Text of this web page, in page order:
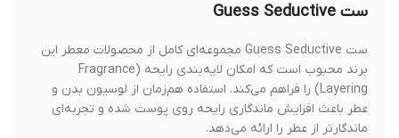
ست Guess Seductive
ست Guess Seductive مجموعه‌ای کامل از محصولات معطر این
برند محبوب است که امکان لایه‌بندی رایحه (Fragrance
Layering) را فراهم می‌کند. استفاده هم‌زمان از لوسیون بدن و
عطر باعث افزایش ماندگاری رایحه روی پوست شده و تجربه‌ای
ماندگارتر از عطر را ارائه می‌دهد.